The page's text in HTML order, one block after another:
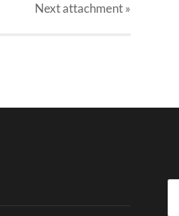
Nextattachment»